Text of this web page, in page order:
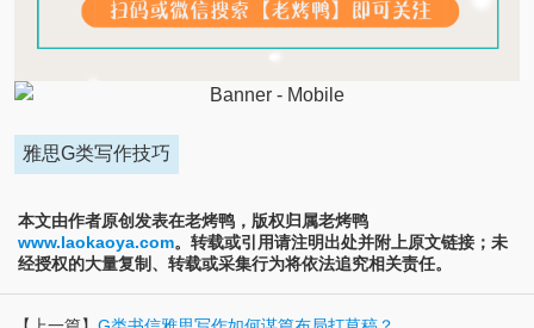
雅思G类写作技巧
本文由作者原创发表在老烤鸭，版权归属老烤鸭
www.laokaoya.com。转载或引用请注明出处并附上原文链接；未
经授权的大量复制、转载或采集行为将依法追究相关责任。